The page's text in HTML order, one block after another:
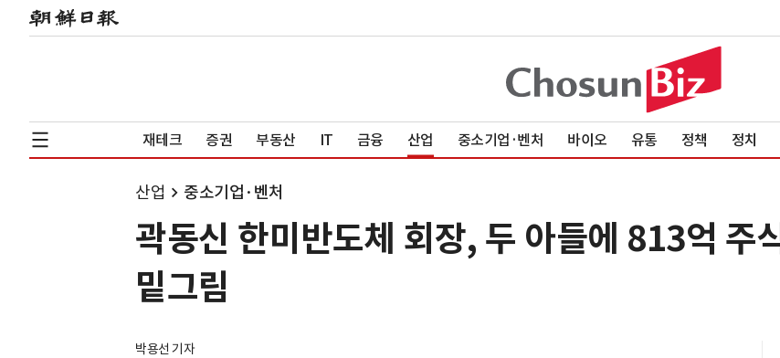
재테크 증권 부동산 IT 금융 산업 중소기업·벤처 바이오 유통 정책 정치
산업 중소기업·벤처
곽동신 한미반도체 회장, 두 아들에 813억 주
밑그림
박용선 기자